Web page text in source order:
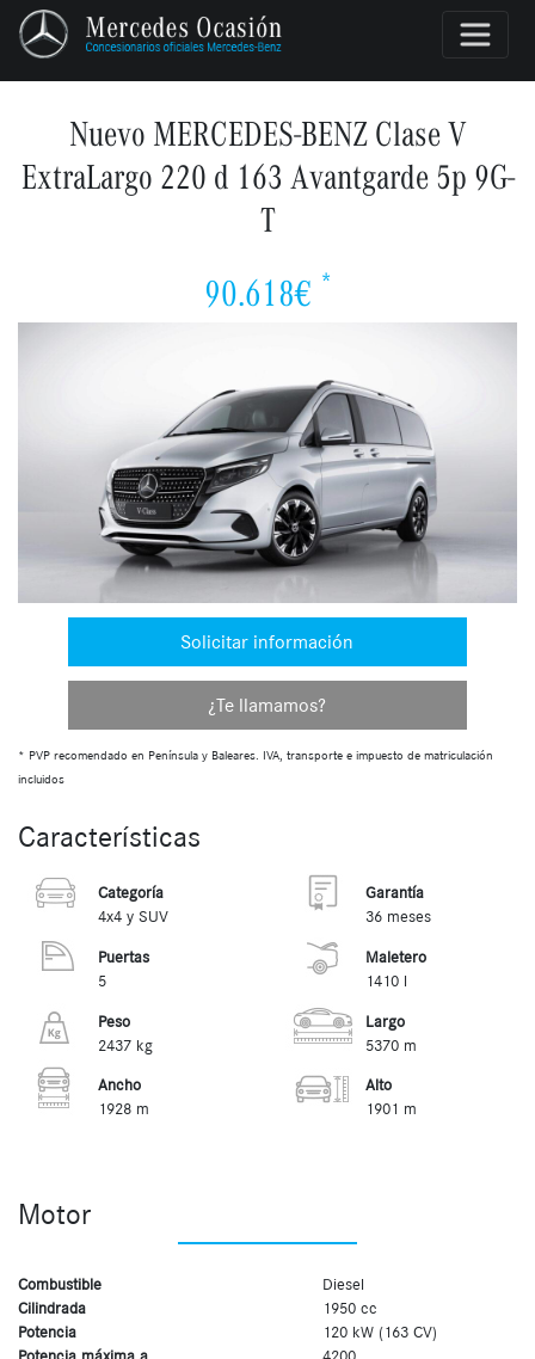
Características
Categoría
4x4 y SUV
Garantía
36 meses
Puertas
5
Maletero
1410 l
Peso
2437 kg
Largo
5370 m
Ancho
1928 m
Alto
1901 m
Motor
Combustible
Diesel
Cilindrada
1950 cc
Potencia
120 kW (163 CV)
Nuevo MERCEDES-BENZ Clase V
ExtraLargo 220 d 163 Avantgarde 5p 9G-
T
90.618€ *
Solicitar información
¿Te llamamos?
* PVP recomendado en Península y Baleares. IVA, transporte e impuesto de matriculación
incluidos